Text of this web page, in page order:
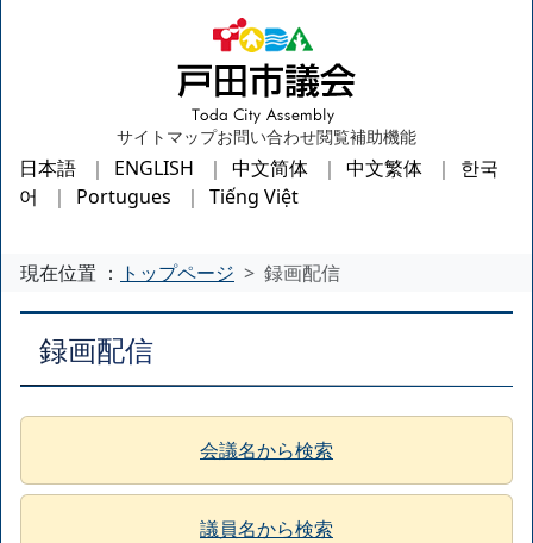
サイトマップお問い合わせ閲覧補助機能
日本語 ENGLISH 中文简体 中文繁体
한국
어
Portugues Tiếng Việt
現在位置 ： トップページ 録画配信
録画配信
会議名から検索
議員名から検索